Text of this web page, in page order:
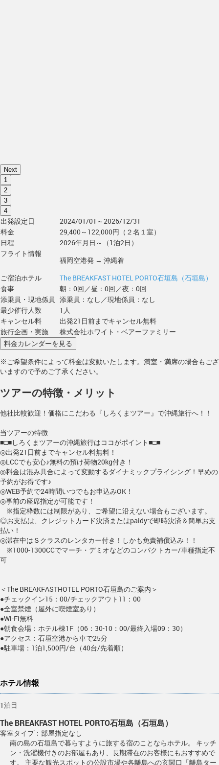
Next
1
2
3
4
出発設定日
2024/01/01～2026/12/31
料金
29,400～122,000円（２名１室）
日程
2026年月日～（1泊2日）
フライト情報
福岡空港発 → 沖縄着
ご宿泊ホテル
The BREAKFAST HOTEL PORTO石垣島（石垣島）
食事
朝：0回／昼：0回／夜：0回
添乗員・現地係員 添乗員：なし／現地係員：なし
最少催行人数
1人
キャンセル料
出発21日前までキャンセル無料
旅行企画・実施
株式会社ホワイト・ベアーファミリー
※ご希望条件によって料金は変動いたします。満室・満席の場合もござ
いますので予めご了承ください。
ツアーの特徴・メリット
他社比較歓迎！価格にこだわる『しろくまツアー』で沖縄旅行へ！！
当ツアーの特徴
■□■しろくまツアーの沖縄旅行はココがポイント■□■
◎出発21日前までキャンセル料無料！
◎LCCでも安心♪無料の預け荷物20kg付き！
◎料金は混み具合によって変動するダイナミックプライシング！早めの
予約がお得です♪
◎WEB予約で24時間いつでもお申込みOK！
◎事前の座席指定が可能です！
※指定枠数には制限があり、ご希望に沿えない場合もございます。
◎お支払は、クレジットカード決済またはpaidyで即時決済＆簡単お支
払い！
◎滞在中はＳクラスのレンタカー付き！しかも免責補償込み！！
※1000-1300CCでマーチ・デミオなどのコンパクトカー/車種指定不
可
＜The BREAKFASTHOTEL PORTO石垣島のご案内＞
●チェックイン15：00/チェックアウト11：00
●全室禁煙（屋外に喫煙室あり）
●Wi-Fi無料
●朝食会場：ホテル棟1F（06：30-10：00/最終入場09：30）
●アクセス：石垣空港から車で25分
●駐車場：1泊1,500円/台（40台/先着順）
ホテル情報
1泊目
The BREAKFAST HOTEL PORTO石垣島（石垣島）
客室タイプ：部屋指定なし
南の島の石垣島で暮らすように旅する宿のことならホテル。 キッチ
ン・洗濯機付きのお部屋もあり、長期滞在のお客様にもおすすめで
す。 主要な観光スポットの公設市場や各離島への玄関口「離島ター